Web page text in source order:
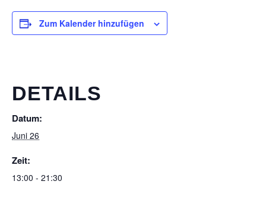
Zum Kalender hinzufügen
DETAILS
Datum:
Juni 26
Zeit:
13:00 - 21:30